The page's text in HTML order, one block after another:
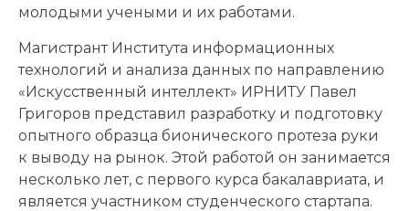
молодыми учеными и их работами.
Магистрант Института информационных
технологий и анализа данных по направлению
«Искусственный интеллект» ИРНИТУ Павел
Григоров представил разработку и подготовку
опытного образца бионического протеза руки
к выводу на рынок. Этой работой он занимается
несколько лет, с первого курса бакалавриата, и
является участником студенческого стартапа.